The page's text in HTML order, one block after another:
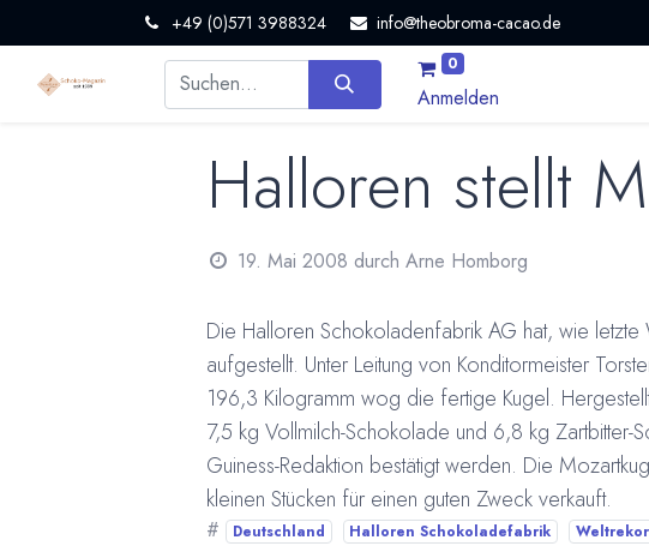
+49 (0)571 3988324 info@theobroma-cacao.de
0
Anmelden
Halloren stellt
19. Mai 2008 durch Arne Homborg
Die Halloren Schokoladenfabrik AG hat, wie
aufgestellt. Unter Leitung von Konditormeister
196,3 Kilogramm wog die fertige Kugel.
7,5 kg Vollmilch-Schokolade und 6,8 kg
Guiness-Redaktion bestätigt werden. Die
kleinen Stücken für einen guten Zweck verkauft.
# Deutschland Halloren Schokoladefabrik